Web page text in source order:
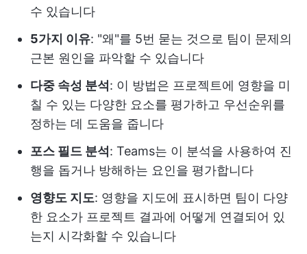
수 있습니다
5가지 이유: "왜"를 5번 묻는 것으로 팀이 문제의
근본 원인을 파악할 수 있습니다
다중 속성 분석 : 이 방법은 프로젝트에 영향을 미
칠 수 있는 다양한 요소를 평가하고 우선순위를
정하는 데 도움을 줍니다
포스 필드 분석 : Teams는 이 분석을 사용하여 진
행을 돕거나 방해하는 요인을 평가합니다
영향도 지도: 영향을 지도에 표시하면 팀이 다양
한 요소가 프로젝트 결과에 어떻게 연결되어 있
는지 시각화할 수 있습니다